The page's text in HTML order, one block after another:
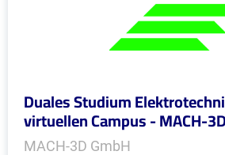
Duales Studium
virtuellen Campus - MACH-
MACH-3D GmbH